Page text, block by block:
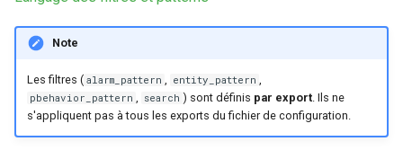
Note
Les filtres ( alarm_pattern , entity_pattern ,
pbehavior_pattern , search ) sont définis par export. Ils ne
s'appliquent pas à tous les exports du fichier de configuration.